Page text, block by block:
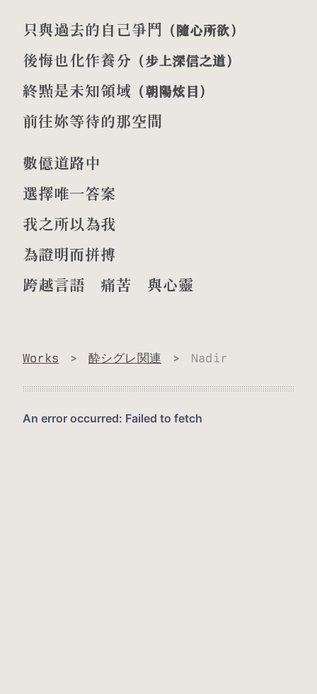
只與過去的自己爭鬥 （隨心所欲）
後悔也化作養分 （步上深信之道）
終點是未知領域 （朝陽炫目）
前往妳等待的那空間
數億道路中
選擇唯一答案
我之所以為我
為證明而拼搏
跨越言語 痛苦 與心靈
Works > 酔シグレ関連 > Nadir